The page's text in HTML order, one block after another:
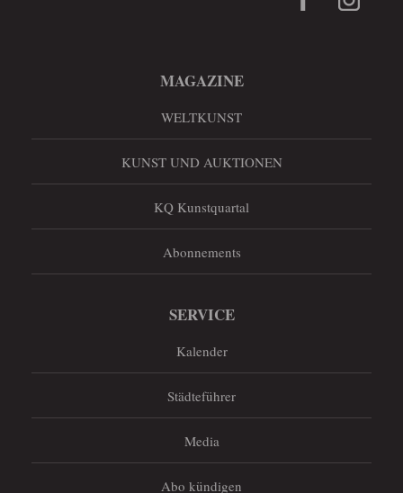
MAGAZINE
WELTKUNST
KUNST UND AUKTIONEN
KQ Kunstquartal
Abonnements
SERVICE
Kalender
Städteführer
Media
Abo kündigen